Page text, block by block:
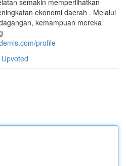
semakin memperlihatkan
ekonomi daerah . Melalui
kemampuan mereka
profile